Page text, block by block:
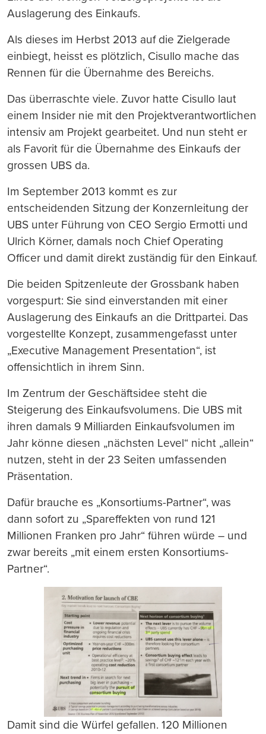
Auslagerung des Einkaufs.
Als dieses im Herbst 2013 auf die Zielgerade
einbiegt, heisst es plötzlich, Cisullo mache das
Rennen für die Übernahme des Bereichs.
Das überraschte viele. Zuvor hatte Cisullo laut
einem Insider nie mit den Projektverantwortlichen
intensiv am Projekt gearbeitet. Und nun steht er
als Favorit für die Übernahme des Einkaufs der
grossen UBS da.
Im September 2013 kommt es zur
entscheidenden Sitzung der Konzernleitung der
UBS unter Führung von CEO Sergio Ermotti und
Ulrich Körner, damals noch Chief Operating
Officer und damit direkt zuständig für den Einkauf.
Die beiden Spitzenleute der Grossbank haben
vorgespurt: Sie sind einverstanden mit einer
Auslagerung des Einkaufs an die Drittpartei. Das
vorgestellte Konzept, zusammengefasst unter
„Executive Management Presentation“, ist
offensichtlich in ihrem Sinn.
Im Zentrum der Geschäftsidee steht die
Steigerung des Einkaufsvolumens. Die UBS mit
ihren damals 9 Milliarden Einkaufsvolumen im
Jahr könne diesen „nächsten Level“ nicht „allein“
nutzen, steht in der 23 Seiten umfassenden
Präsentation.
Dafür brauche es „Konsortiums-Partner“, was
dann sofort zu „Spareffekten von rund 121
Millionen Franken pro Jahr“ führen würde – und
zwar bereits „mit einem ersten Konsortiums-
Partner“.
Damit sind die Würfel gefallen. 120 Millionen